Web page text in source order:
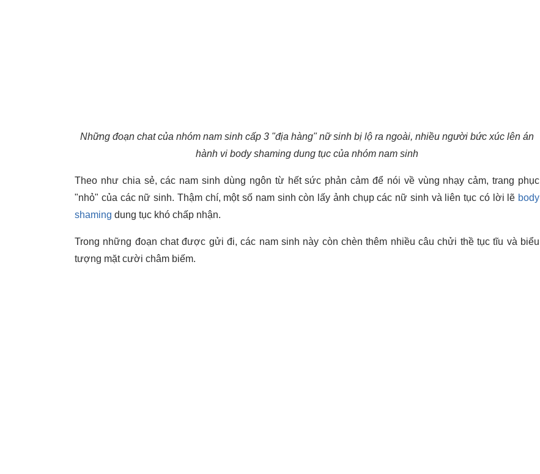
Những đoạn chat của nhóm nam sinh cấp 3 "địa hàng" nữ sinh bị lộ ra ngoài, nhiều người bức xúc lên án
hành vi body shaming dung tục của nhóm nam sinh
Theo như chia sẻ, các nam sinh dùng ngôn từ hết sức phản cảm để nói về vùng nhạy cảm, trang phục
"nhỏ" của các nữ sinh. Thậm chí, một số nam sinh còn lấy ảnh chụp các nữ sinh và liên tục có lời lẽ body
shaming dung tục khó chấp nhận.
Trong những đoạn chat được gửi đi, các nam sinh này còn chèn thêm nhiều câu chửi thề tục tĩu và biểu
tượng mặt cười châm biếm.